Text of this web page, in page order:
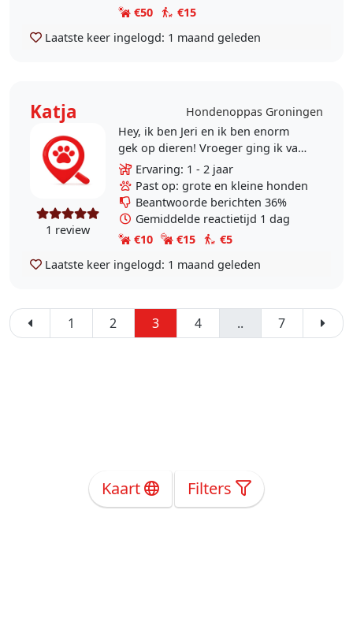
€50
€15
Laatste keer ingelogd: 1 maand geleden
Katja Hondenoppas Groningen
1 review
Hey, ik ben Jeri en ik ben enorm
gek op dieren! Vroeger ging ik vaak
met husky van mijn buurvrouw
uren achter elkaar wandelen, wat ik
erg leuk vond.
Ervaring: 1 - 2 jaar
Past op: grote en kleine honden
Beantwoorde berichten 36%
Gemiddelde reactietijd 1 dag
€10
€15
€5
Laatste keer ingelogd: 1 maand geleden
1 2 3 4 .. 7
Kaart Filters